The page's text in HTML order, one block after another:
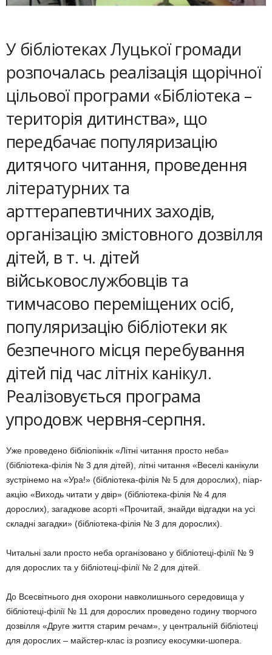
У бібліотеках Луцької громади
розпочалась реалізація щорічної
цільової програми «Бібліотека –
територія дитинства», що
передбачає популяризацію
дитячого читання, проведення
літературних та
арттерапевтичних заходів,
організацію змістовного дозвілля
дітей, в т. ч. дітей
військовослужбовців та
тимчасово переміщених осіб,
популяризацію бібліотеки як
безпечного місця перебування
дітей під час літніх канікул.
Реалізовується програма
упродовж червня-серпня.
Уже проведено бібліопікнік «Літні читання просто неба»
(бібліотека-філія № 3 для дітей), літні читання «Веселі канікули
зустрінемо на «Ура!» (бібліотека-філія № 5 для дорослих), піар-
акцію «Виходь читати у двір» (бібліотека-філія № 4 для
дорослих), загадкове асорті «Прочитай, знайди відгадки на усі
складні загадки» (бібліотека-філія № 3 для дорослих).
Читальні зали просто неба організовано у бібліотеці-філії № 9
для дорослих та у бібліотеці-філії № 2 для дітей.
До Всесвітнього дня охорони навколишнього середовища у
бібліотеці-філії № 11 для дорослих проведено годину творчого
дозвілля «Друге життя старим речам», у центральній бібліотеці
для дорослих – майстер-клас із розпису екосумки-шопера.